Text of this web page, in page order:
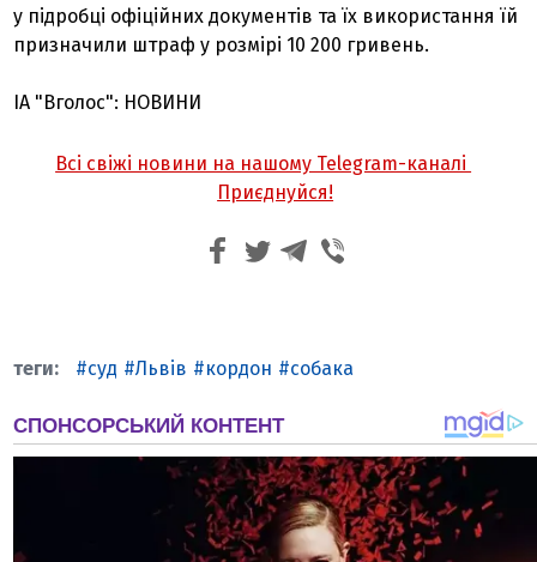
у підробці офіційних документів та їх використання їй
призначили штраф у розмірі 10 200 гривень.
ІА "Вголос": НОВИНИ
Всі свіжі новини на нашому Telegram-каналі
Приєднуйся!
суд Львів кордон собака